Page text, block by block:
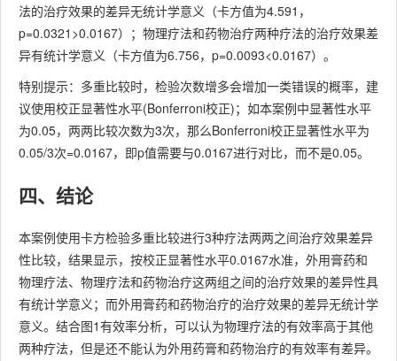
法的治疗效果的差异无统计学意义（卡方值为4.591，
p=0.0321>0.0167）；物理疗法和药物治疗两种疗法的治疗效果差
异有统计学意义（卡方值为6.756，p=0.0093<0.0167）。
特别提示：多重比较时，检验次数增多会增加一类错误的概率，建
议使用校正显著性水平(Bonferroni校正)；如本案例中显著性水平
为0.05，两两比较次数为3次，那么Bonferroni校正显著性水平为
0.05/3次=0.0167，即p值需要与0.0167进行对比，而不是0.05。
四、结论
本案例使用卡方检验多重比较进行3种疗法两两之间治疗效果差异
性比较，结果显示，按校正显著性水平0.0167水准，外用膏药和
物理疗法、物理疗法和药物治疗这两组之间的治疗效果的差异性具
有统计学意义；而外用膏药和药物治疗的治疗效果的差异无统计学
意义。结合图1有效率分析，可以认为物理疗法的有效率高于其他
两种疗法，但是还不能认为外用药膏和药物治疗的有效率有差异。